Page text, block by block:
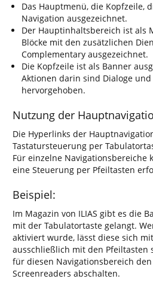
Das Hauptmenü, die Kopfzeile,
Navigation ausgezeichnet.
Der Hauptinhaltsbereich ist als
Blöcke mit den zusätzlichen
Complementary ausgezeichnet.
Die Kopfzeile ist als Banner
Aktionen darin sind Dialoge
hervorgehoben.
Nutzung der
Die Hyperlinks der
Tastatursteuerung per
Für einzelne Navigationsbereiche
eine Steuerung per Pfeiltasten
Beispiel:
Im Magazin von ILIAS gibt es die
mit der Tabulatortaste gelangt.
aktiviert wurde, lässt diese sich
ausschließlich mit den Pfeiltasten
für diesen Navigationsbereich den
Screenreaders abschalten.